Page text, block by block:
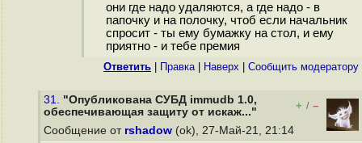
они где надо удаляются, а где надо - в
папочку и на полочку, чтоб если начальник
спросит - ты ему бумажку на стол, и ему
приятно - и тебе премия
Ответить Правка| Наверх Cообщить модератору
31. "Опубликована СУБД immudb 1.0,
обеспечивающая защиту от искаж..."
+ / –
Сообщение от rshadow (ok), 27-Май-21, 21:14